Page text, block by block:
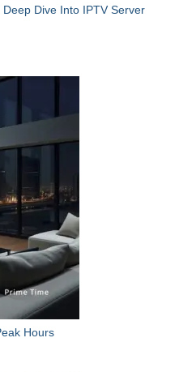
Dive Into IPTV Server
Hours